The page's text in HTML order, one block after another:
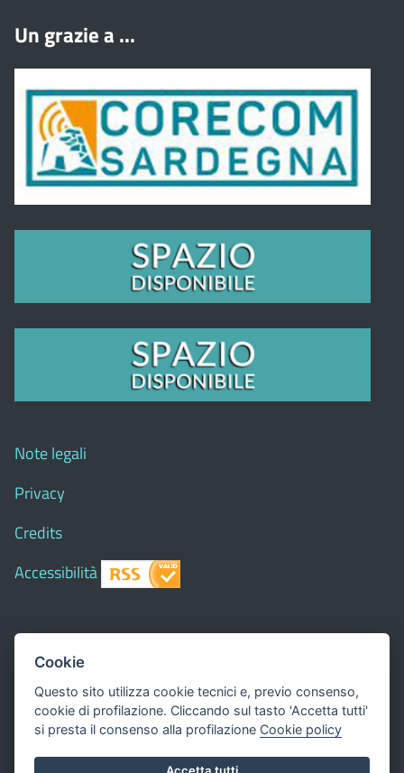
Un grazie a ...
Note legali
Privacy
Credits
Accessibilità
© 2018 Comune di
del Comune - CMS:Città In Comune
Questo sito utilizza, nella versione per UTENTI CON
DISLESSIA,Biancoenero ®, una font italiana ad Alta
Cookie
Questo sito utilizza cookie tecnici e, previo consenso,
cookie di profilazione. Cliccando sul tasto 'Accetta tutti'
si presta il consenso alla profilazione Cookie policy